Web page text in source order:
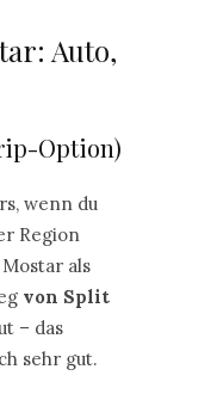
Auto,
Option)
wenn du
Region
als
von Split
– das
sehr gut.